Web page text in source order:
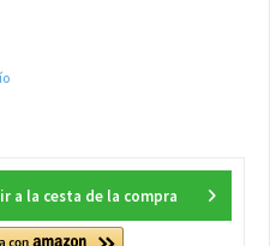
a la cesta de la compra